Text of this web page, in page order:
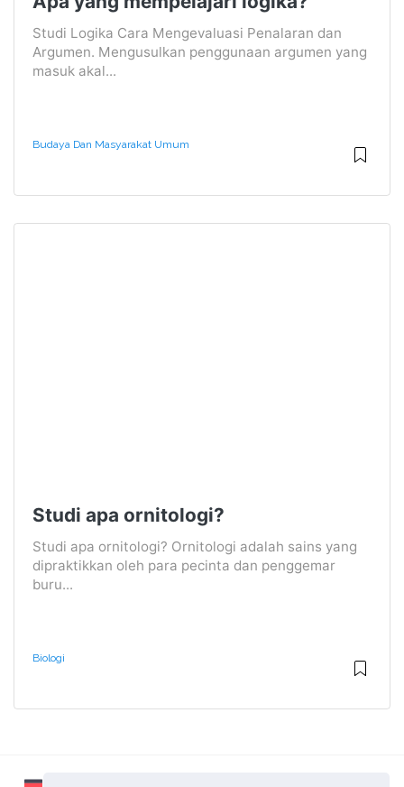
Studi Logika Cara Mengevaluasi Penalaran dan
Argumen. Mengusulkan penggunaan argumen yang
masuk akal...
Budaya Dan Masyarakat Umum
Studi apa ornitologi?
Studi apa ornitologi? Ornitologi adalah sains yang
dipraktikkan oleh para pecinta dan penggemar
buru...
Biologi